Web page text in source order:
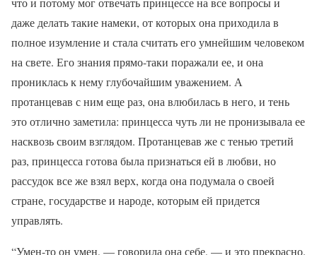
даже делать такие намеки, от которых она приходила в
полное изумление и стала считать его умнейшим человеком
на свете. Его знания прямо-таки поражали ее, и она
прониклась к нему глубочайшим уважением. А
протанцевав с ним еще раз, она влюбилась в него, и тень
это отлично заметила: принцесса чуть ли не пронизывала ее
насквозь своим взглядом. Протанцевав же с тенью третий
раз, принцесса готова была признаться ей в любви, но
рассудок все же взял верх, когда она подумала о своей
стране, государстве и народе, которым ей придется
управлять.
“Умен-то он умен, — говорила она себе, — и это прекрасно.